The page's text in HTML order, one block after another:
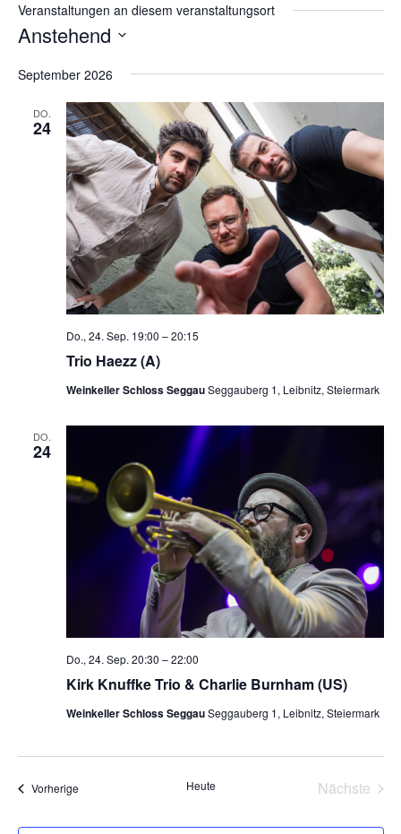
Veranstaltungen an diesem veranstaltungsort
Anstehend
wählen.
September 2026
DO.
24
Trio Haezz (A)
Do., 24. Sep. 19:00 –20:15
Weinkeller Schloss SeggauSeggauberg 1, Leibnitz, Steiermark
DO.
24
Kirk Knuffke Trio & Charlie Burnham (US)
Do., 24. Sep. 20:30 –22:00
Weinkeller Schloss SeggauSeggauberg 1, Leibnitz, Steiermark
VorherigeVeranstaltungen Heute
Nächste